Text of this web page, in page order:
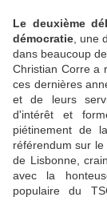
Le deuxième
démocratie ,
dans beaucoup
Christian Corre a
ces dernières
et de leurs
d'intérêt et
piétinement de
référendum sur
de Lisbonne,
avec la
populaire du